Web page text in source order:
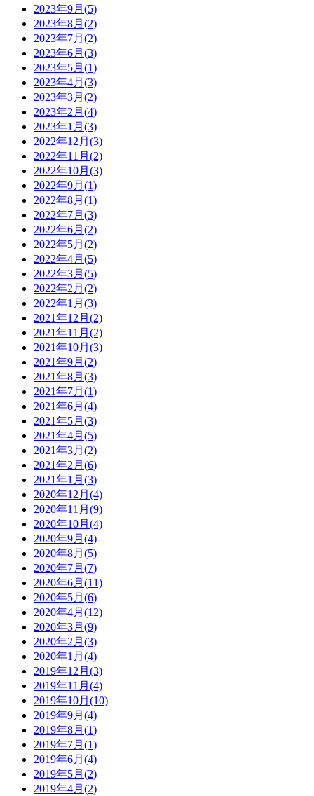
2023年9月(5)
2023年8月(2)
2023年7月(2)
2023年6月(3)
2023年5月(1)
2023年4月(3)
2023年3月(2)
2023年2月(4)
2023年1月(3)
2022年12月(3)
2022年11月(2)
2022年10月(3)
2022年9月(1)
2022年8月(1)
2022年7月(3)
2022年6月(2)
2022年5月(2)
2022年4月(5)
2022年3月(5)
2022年2月(2)
2022年1月(3)
2021年12月(2)
2021年11月(2)
2021年10月(3)
2021年9月(2)
2021年8月(3)
2021年7月(1)
2021年6月(4)
2021年5月(3)
2021年4月(5)
2021年3月(2)
2021年2月(6)
2021年1月(3)
2020年12月(4)
2020年11月(9)
2020年10月(4)
2020年9月(4)
2020年8月(5)
2020年7月(7)
2020年6月(11)
2020年5月(6)
2020年4月(12)
2020年3月(9)
2020年2月(3)
2020年1月(4)
2019年12月(3)
2019年11月(4)
2019年10月(10)
2019年9月(4)
2019年8月(1)
2019年7月(1)
2019年6月(4)
2019年5月(2)
2019年4月(2)